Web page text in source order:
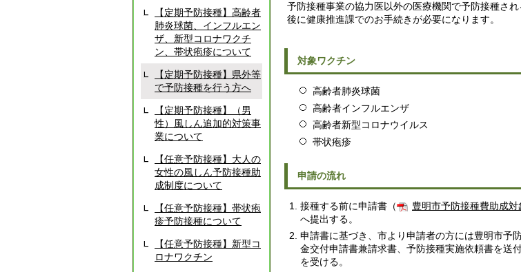
【定期予防接種】高齢者
肺炎球菌、インフルエン
ザ、新型コロナワクチ
ン、帯状疱疹について
【定期予防接種】県外等
で予防接種を行う方へ
【定期予防接種】（男
性）風しん追加的対策事
業について
【任意予防接種】大人の
女性の風しん予防接種助
成制度について
【任意予防接種】帯状疱
疹予防接種について
【任意予防接種】新型コ
ロナワクチン
予防接種事業の協力医以外の医療機関で予防接種さ
後に健康推進課でのお手続きが必要になります。
対象ワクチン
高齢者肺炎球菌
高齢者インフルエンザ
高齢者新型コロナウイルス
帯状疱疹
申請の流れ
接種する前に申請書（ 豊明市予防接種費助成
へ提出する。
申請書に基づき、市より申請者の方には豊明市予
金交付申請書兼請求書、予防接種実施依頼書を送
を受ける。